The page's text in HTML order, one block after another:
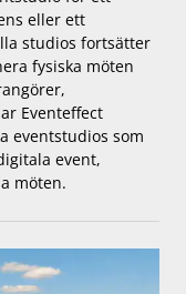
eller ett
studios fortsätter
fysiska möten
Eventeffect
eventstudios som
event,
möten.